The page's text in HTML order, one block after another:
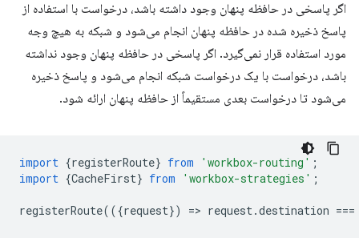
اگر پاسخی در حافظه پنهان وجود داشته باشد، درخواست با استفاده از
پاسخ ذخیره شده در حافظه پنهان انجام می‌شود و شبکه به هیچ وجه
مورد استفاده قرار نمی‌گیرد. اگر پاسخی در حافظه پنهان وجود نداشته
باشد، درخواست با یک درخواست شبکه انجام می‌شود و پاسخ ذخیره
می‌شود تا درخواست بعدی مستقیماً از حافظه پنهان ارائه شود.
import {registerRoute} from 'workbox-routing' ;
import {CacheFirst} from 'workbox-strategies' ;
registerRoute(({request}) => request.destination ===